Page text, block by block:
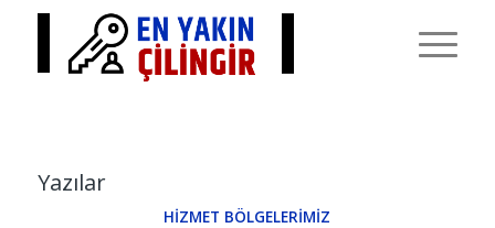
Yazılar
HIZMET BÖLGELERIMIZ